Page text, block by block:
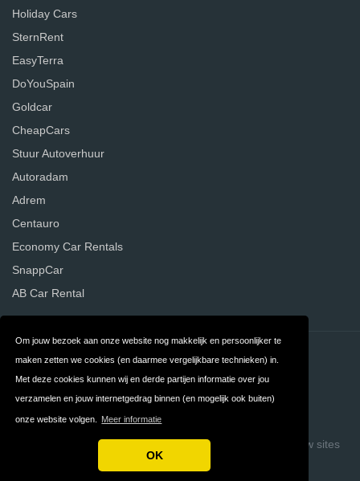
Om jouw bezoek aan onze website nog makkelijk en persoonlijker te
maken zetten we cookies (en daarmee vergelijkbare technieken) in.
Met deze cookies kunnen wij en derde partijen informatie over jou
verzamelen en jouw internetgedrag binnen (en mogelijk ook buiten)
onze website volgen. Meer informatie
OK
Holiday Cars
SternRent
EasyTerra
DoYouSpain
Goldcar
CheapCars
Stuur Autoverhuur
Autoradam
Adrem
Centauro
Economy Car Rentals
SnappCar
AB Car Rental
Contact Privacy
Algemene FAQ
Copyright © 2026 Vergelijk Autoverhuurders
Build review sites
with ReviewTycoon